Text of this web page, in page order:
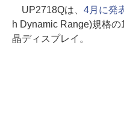
UP2718Qは、 4月に発
h Dynamic Range)規格
晶ディスプレイ。